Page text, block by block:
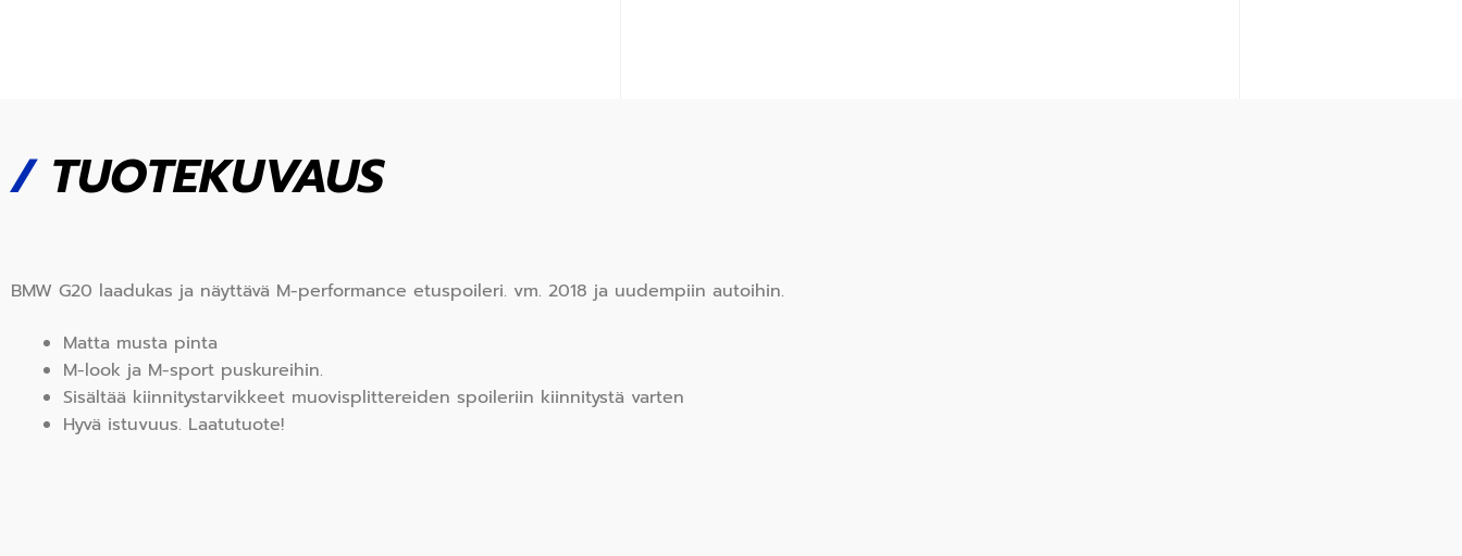
/TUOTEKUVAUS
BMW G20 laadukas ja näyttävä M-performance etuspoileri. vm. 2018 ja uudempiin autoihin.
Matta musta pinta
M-look ja M-sport puskureihin.
Sisältää kiinnitystarvikkeet muovisplittereiden spoileriin kiinnitystä varten
Hyvä istuvuus. Laatutuote!